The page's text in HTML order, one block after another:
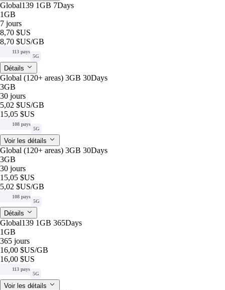
Global139 1GB 7Days
1GB
7 jours
8,70 $US
8,70 $US/GB
113 pays
5G
Détails
Global (120+ areas) 3GB 30Days
3GB
30 jours
5,02 $US/GB
15,05 $US
108 pays
5G
Voir les détails
Global (120+ areas) 3GB 30Days
3GB
30 jours
15,05 $US
5,02 $US/GB
108 pays
5G
Détails
Global139 1GB 365Days
1GB
365 jours
16,00 $US/GB
16,00 $US
113 pays
5G
Voir les détails